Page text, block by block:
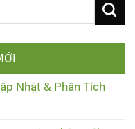
Nhật & Phân Tích